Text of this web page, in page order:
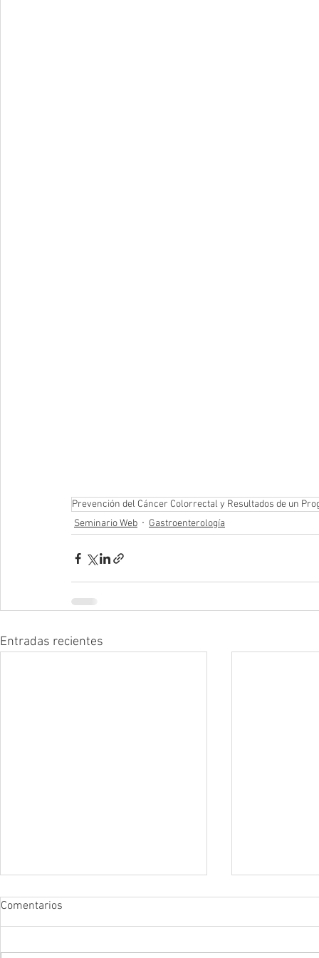
Prevención del Cáncer Colorrectal y Resultados de un
Seminario Web
Gastroenterología
Entradas recientes
[Ultrasonido] Seminario "LOGIQ
e & Point of Care (POC)
Ultrasound”
Comentarios